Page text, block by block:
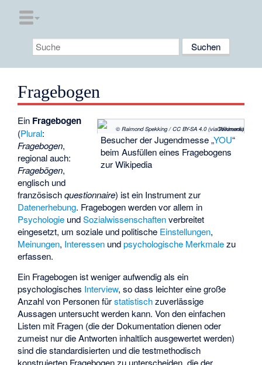
Fragebogen
© Raimond Spekking / CC BY-SA 4.0 (via Wikimedia Commons)
Besucher der Jugendmesse „YOU“
beim Ausfüllen eines Fragebogens
zur Wikipedia
Ein Fragebogen
(Plural:
Fragebogen,
regional auch:
Fragebögen,
englisch und
französischquestionnaire) ist ein Instrument zur
Datenerhebung. Fragebogen werden vor allem in
Psychologie undSozialwissenschaftenverbreitet
eingesetzt, um soziale und politische Einstellungen,
Meinungen, Interessen undpsychologische Merkmalezu
erfassen.
Ein Fragebogen ist weniger aufwendig als ein
psychologisches Interview, so dass leichter eine große
Anzahl von Personen fürstatistischzuverlässige
Aussagen untersucht werden kann. Von den einfachen
Listen mit Fragen (die der Dokumentation dienen oder
zumeist nur die Antworten inhaltlich ausgewertet werden)
sind die standardisierten und die testmethodisch
konstruierten Fragebogen zu unterscheiden, die der